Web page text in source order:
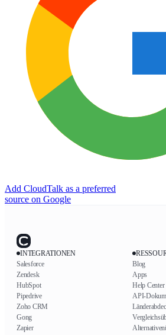
Add CloudTalk as a preferred
source on Google
INTEGRATIONEN
Salesforce
Zendesk
HubSpot
Pipedrive
Zoho CRM
Gong
Zapier
Blog
Apps
Help Center
API-